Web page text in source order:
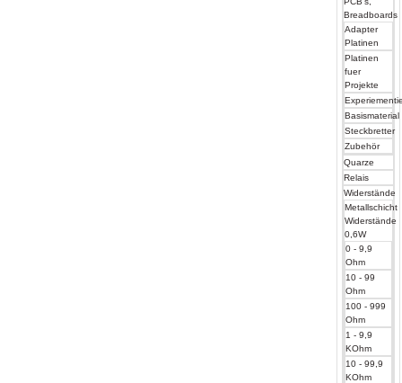
Breadboards
Adapter
Platinen
Platinen
fuer
Projekte
Basismaterial
Steckbretter
Zubehör
Quarze
Relais
Widerstände
Metallschicht
Widerstände
0,6W
0 - 9,9
Ohm
10 - 99
Ohm
100 - 999
Ohm
1 - 9,9
KOhm
10 - 99,9
KOhm